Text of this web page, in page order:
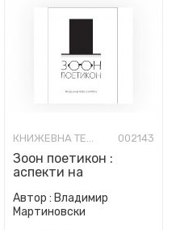
КНИЖЕВНА ТЕОРИЈА И КРИТИКА 002143
Зоон поетикон :
аспекти на
македонска поезија
Автор : Владимир
Мартиновски